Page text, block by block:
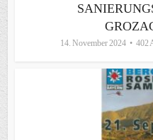
14. November 2024 402